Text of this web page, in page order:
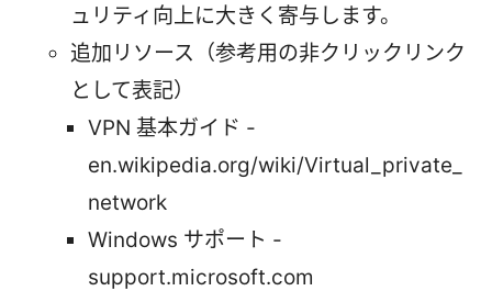
ュリティ向上に大きく寄与します。
追加リソース（参考用の非クリックリンク
として表記）
VPN 基本ガイド -
en.wikipedia.org/wiki/Virtual_private_
network
Windows サポート -
support.microsoft.com